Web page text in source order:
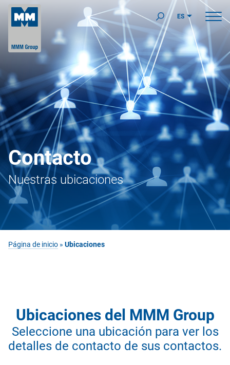
ES
Contacto
Nuestras ubicaciones
Página de inicio » Ubicaciones
Ubicaciones del MMM Group
Seleccione una ubicación para ver los
detalles de contacto de sus contactos.